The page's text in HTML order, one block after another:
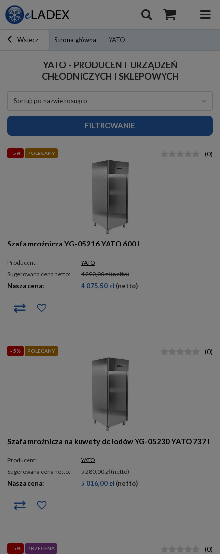
Wstecz Strona główna YATO
YATO - PRODUCENT URZĄDZEŃ
CHŁODNICZYCH I SKLEPOWYCH
sortuj: po nazwie rosnąco
FILTROWANIE
- 5% POLECANY
Szafa mroźnicza YG-05216 YATO 600 l
Producent:
YATO
Sugerowana cena netto:
4 290,00 zł(netto)
Nasza cena: 4 075,50 zł (netto)
(0)
- 5% POLECANY
Szafa mroźnicza na kuwety do lodów YG-05230 YATO 737 l
Producent:
YATO
Sugerowana cena netto:
5 280,00 zł(netto)
Nasza cena: 5 016,00 zł (netto)
(0)
- 5% PRZECENA (0)